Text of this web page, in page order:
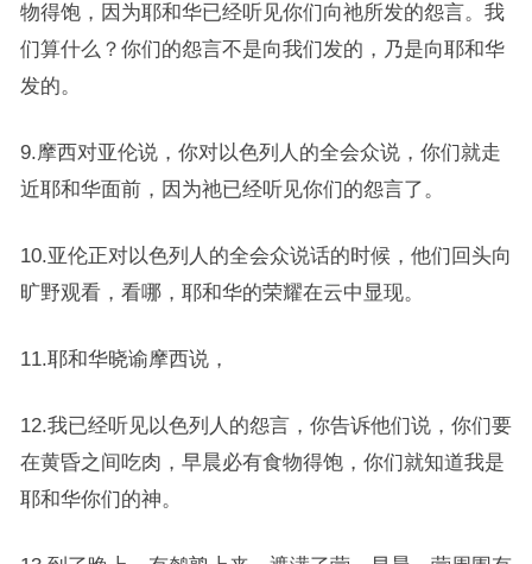
物得饱，因为耶和华已经听见你们向祂所发的怨言。我
们算什么？你们的怨言不是向我们发的，乃是向耶和华
发的。
9.摩西对亚伦说，你对以色列人的全会众说，你们就走
近耶和华面前，因为祂已经听见你们的怨言了。
10.亚伦正对以色列人的全会众说话的时候，他们回头向
旷野观看，看哪，耶和华的荣耀在云中显现。
11.耶和华晓谕摩西说，
12.我已经听见以色列人的怨言，你告诉他们说，你们要
在黄昏之间吃肉，早晨必有食物得饱，你们就知道我是
耶和华你们的神。